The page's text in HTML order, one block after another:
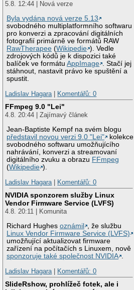
5.8. 12:44 | Nová verze
Byla vydána nová verze 5.13
svobodného multiplatformního softwaru
pro konverzi a zpracování digitálních
fotografií primárně ve formátů RAW
RawTherapee (Wikipedie ). Vedle
zdrojových kódů je k dispozici také
balíček ve formátuAppImage . Stačí jej
stáhnout, nastavit právo ke spuštění a
spustit.
Ladislav Hagara
Komentářů: 0
FFmpeg 9.0 "Lei"
4.8. 20:44 | Zajímavý článek
Jean-Baptiste Kempf na svém blogu
představil novou verzi 9.0 "Lei"
kolekce
svobodného softwaru umožňujícího
nahrávání, konverzi a streamovaní
digitálního zvuku a obrazu FFmpeg
(Wikipedie ).
Ladislav Hagara
Komentářů: 0
NVIDIA sponzorem služby Linux
Vendor Firmware Service (LVFS)
4.8. 20:11 | Komunita
Richard Hughesoznámil
, že službu
Linux Vendor Firmware Service (LVFS)
umožňující aktualizovat firmware
zařízení na počítačích s Linuxem, nově
sponzoruje také společnost NVIDIA .
Ladislav Hagara | Komentářů: 0
SlideRshow, prohlížeč fotek, ale i